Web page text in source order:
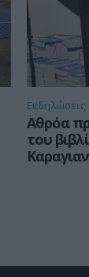
Εκδηλώσεις
Αθρόα
του